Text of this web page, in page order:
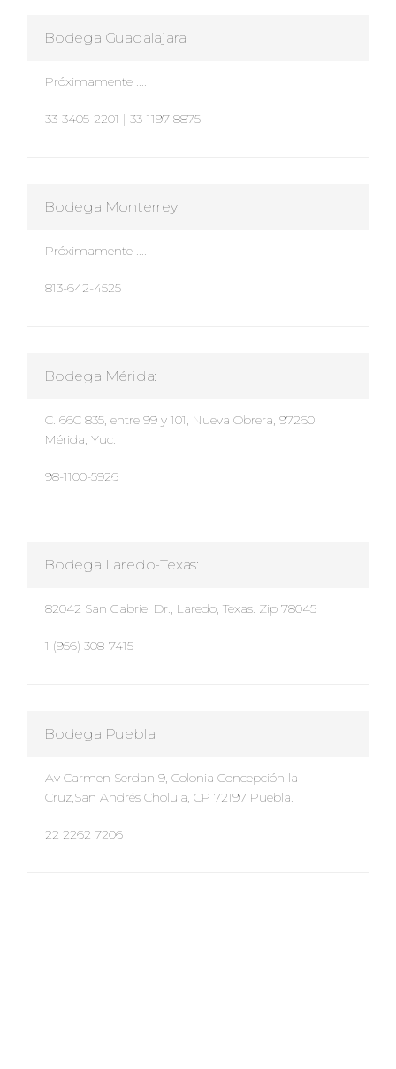
Bodega Guadalajara:
Próximamente ....
33-3405-2201 | 33-1197-8875
Bodega Monterrey:
Próximamente ....
813-642-4525
Bodega Mérida:
C. 66C 835, entre 99 y 101, Nueva Obrera, 97260
Mérida, Yuc.
98-1100-5926
Bodega Laredo-Texas:
82042 San Gabriel Dr., Laredo, Texas. Zip 78045
1 (956) 308-7415
Bodega Puebla:
Av Carmen Serdan 9, Colonia Concepción la
Cruz,San Andrés Cholula, CP 72197 Puebla.
22 2262 7206